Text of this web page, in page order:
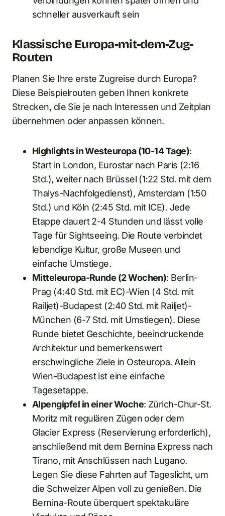
schneller ausverkauft sein
Klassische Europa-mit-dem-Zug-
Routen
Planen Sie Ihre erste Zugreise durch Europa?
Diese Beispielrouten geben Ihnen konkrete
Strecken, die Sie je nach Interessen und Zeitplan
übernehmen oder anpassen können.
Highlights in Westeuropa (10-14 Tage):
Start in London, Eurostar nach Paris (2:16
Std.), weiter nach Brüssel (1:22 Std. mit dem
Thalys-Nachfolgedienst), Amsterdam (1:50
Std.) und Köln (2:45 Std. mit ICE). Jede
Etappe dauert 2-4 Stunden und lässt volle
Tage für Sightseeing. Die Route verbindet
lebendige Kultur, große Museen und
einfache Umstiege.
Mitteleuropa-Runde (2 Wochen): Berlin-
Prag (4:40 Std. mit EC)-Wien (4 Std. mit
Railjet)-Budapest (2:40 Std. mit Railjet)-
München (6-7 Std. mit Umstiegen). Diese
Runde bietet Geschichte, beeindruckende
Architektur und bemerkenswert
erschwingliche Ziele in Osteuropa. Allein
Wien-Budapest ist eine einfache
Tagesetappe.
Alpengipfel in einer Woche: Zürich-Chur-St.
Moritz mit regulären Zügen oder dem
Glacier Express (Reservierung erforderlich),
anschließend mit dem Bernina Express nach
Tirano, mit Anschlüssen nach Lugano.
Legen Sie diese Fahrten auf Tageslicht, um
die Schweizer Alpen voll zu genießen. Die
Bernina-Route überquert spektakuläre